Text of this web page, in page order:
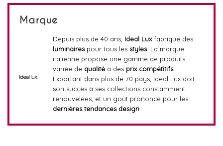
Marque
Depuis plus de 40 ans, Ideal Luxfabrique des
luminairespour tous les styles. La marque
italienne propose une gamme de produits
variée de qualitéà des prix compétitifs.
Exportant dans plus de 70 pays, Ideal Lux doit
son succès à ses collections constamment
renouvelées, et un goût prononcé pour les
dernières tendances design.